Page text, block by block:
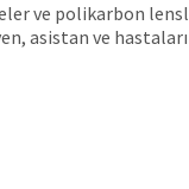
ve polikarbon
asistan ve